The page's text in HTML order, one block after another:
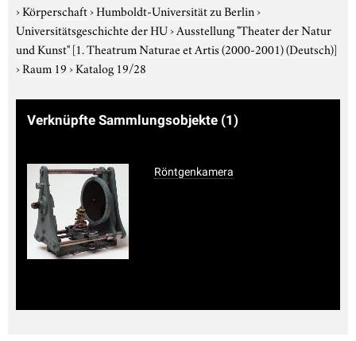
›Körperschaft›Humboldt-Universität zu Berlin›
Universitätsgeschichte der HU›Ausstellung "Theater der Natur
und Kunst"[1. Theatrum Naturae et Artis (2000-2001) (Deutsch)]
›Raum 19›Katalog 19/28
Verknüpfte Sammlungsobjekte (1)
Röntgenkamera